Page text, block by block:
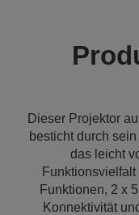
Dieser Projektor
besticht durch
das leicht
Funktionen, 2 x
Konnektivität